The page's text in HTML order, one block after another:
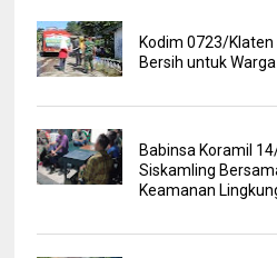
Kodim 0723/
Bersih untuk
Babinsa Koramil
Siskamling
Keamanan